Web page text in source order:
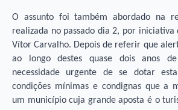
O assunto foi também abordado na
realizada no passado dia 2, por iniciativa
Vítor Carvalho. Depois de referir que
ao longo destes quase dois anos
necessidade urgente de se dotar
condições mínimas e condignas que a
um município cuja grande aposta é o